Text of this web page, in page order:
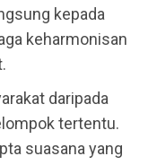
kepada
keharmonisan
daripada
tertentu.
suasana yang